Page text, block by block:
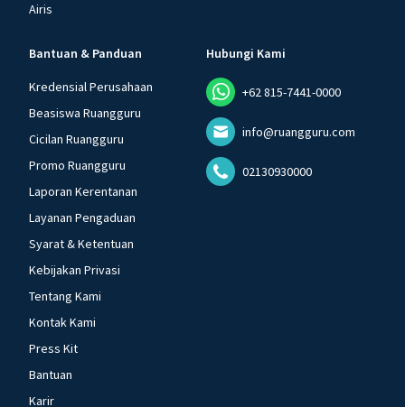
Airis
Bantuan & Panduan
Kredensial Perusahaan
Beasiswa Ruangguru
Cicilan Ruangguru
Promo Ruangguru
Laporan Kerentanan
Layanan Pengaduan
Syarat & Ketentuan
Kebijakan Privasi
Tentang Kami
Kontak Kami
Press Kit
Bantuan
Karir
Hubungi Kami
+62 815-7441-0000
info@ruangguru.com
02130930000